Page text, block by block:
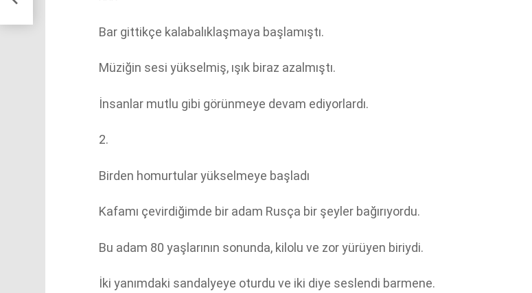
Bar gittikçe kalabalıklaşmaya başlamıştı.
Müziğin sesi yükselmiş, ışık biraz azalmıştı.
İnsanlar mutlu gibi görünmeye devam ediyorlardı.
2.
Birden homurtular yükselmeye başladı
Kafamı çevirdiğimde bir adam Rusça bir şeyler bağırıyordu.
Bu adam 80 yaşlarının sonunda, kilolu ve zor yürüyen biriydi.
İki yanımdaki sandalyeye oturdu ve iki diye seslendi barmene.